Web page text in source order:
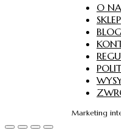
O
SKLEP
BLOG
Marketing